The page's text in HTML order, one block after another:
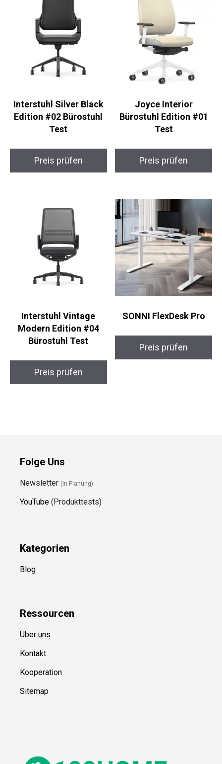
Interstuhl Silver Black
Edition #02 Bürostuhl
Test
Preis prüfen
Joyce Interior
Bürostuhl Edition #01
Test
Preis prüfen
Interstuhl Vintage
Modern Edition #04
Bürostuhl Test
Preis prüfen
SONNI FlexDesk Pro
Preis prüfen
Folge Uns
Newsletter (in Planung)
YouTube (Produkttests)
Kategorien
Blog
Ressourcen
Über uns
Kontakt
Kooperation
Sitemap